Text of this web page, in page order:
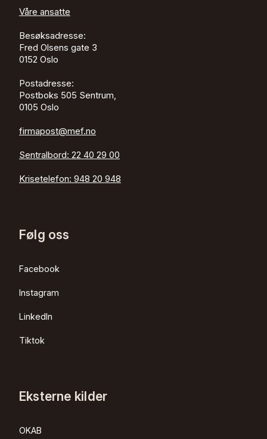
Våre ansatte
Besøksadresse:
Fred Olsens gate 3
0152 Oslo
Postadresse:
Postboks 505 Sentrum,
0105 Oslo
firmapost@mef.no
Sentralbord: 22 40 29 00
Krisetelefon: 948 20 948
Følg oss
Facebook
Instagram
LinkedIn
Tiktok
Eksterne kilder
OKAB